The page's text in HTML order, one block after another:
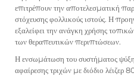
επιτρέπουν την αποτελεσματική
στόχευσης φολλικούς ιστούς. Η
εξαλείφει την ανάγκη χρήσης
των θεραπευτικών περιπτώσεων.
Η ενσωμάτωση του συστήματος
αφαίρεσης τριχών με διόδιο λέιζερ